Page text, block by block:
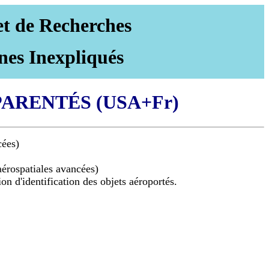
de Recherches
Inexpliqués
(USA+Fr)
avancées)
d'identification des objets aéroportés.